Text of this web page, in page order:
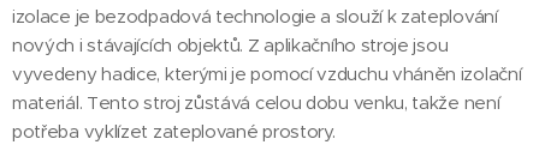
izolace je bezodpadová technologie a slouží k zateplování
nových i stávajících objektů. Z aplikačního stroje jsou
vyvedeny hadice, kterými je pomocí vzduchu vháněn izolační
materiál. Tento stroj zůstává celou dobu venku, takže není
potřeba vyklízet zateplované prostory.